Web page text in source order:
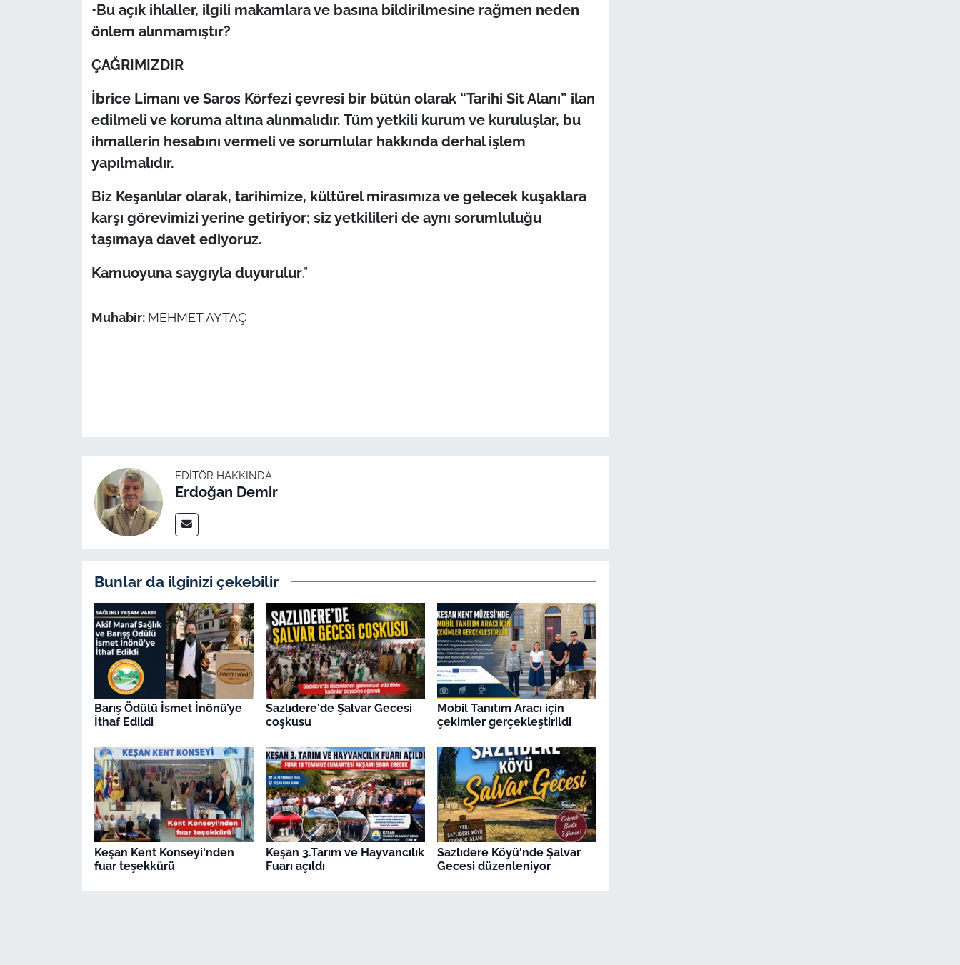
•Bu açık ihlaller, ilgili makamlara ve basına bildirilmesine rağmen neden
önlem alınmamıştır?
ÇAĞRIMIZDIR
İbrice Limanı ve Saros Körfezi çevresi bir bütün olarak “Tarihi Sit Alanı” ilan
edilmeli ve koruma altına alınmalıdır. Tüm yetkili kurum ve kuruluşlar, bu
ihmallerin hesabını vermeli ve sorumlular hakkında derhal işlem
yapılmalıdır.
Biz Keşanlılar olarak, tarihimize, kültürel mirasımıza ve gelecek kuşaklara
karşı görevimizi yerine getiriyor; siz yetkilileri de aynı sorumluluğu
taşımaya davet ediyoruz.
Kamuoyuna saygıyla duyurulur.”
Muhabir: MEHMET AYTAÇ
EDITÖR HAKKINDA
Erdoğan Demir
Bunlar da ilginizi çekebilir
Barış Ödülü İsmet İnönü’ye
İthaf Edildi
Sazlıdere'de Şalvar Gecesi
coşkusu
Mobil Tanıtım Aracı için
çekimler gerçekleştirildi
Keşan Kent Konseyi'nden
fuar teşekkürü
Keşan 3.Tarım ve Hayvancılık
Fuarı açıldı
Sazlıdere Köyü'nde Şalvar
Gecesi düzenleniyor